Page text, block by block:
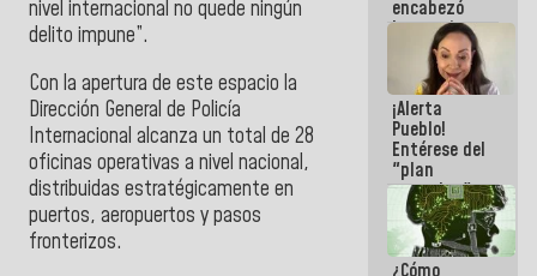
nivel internacional no quede ningún
delito impune”.
Con la apertura de este espacio la
Dirección General de Policía
Internacional alcanza un total de 28
oficinas operativas a nivel nacional,
distribuidas estratégicamente en
puertos, aeropuertos y pasos
fronterizos.
hay
programa
encabezó
lanzamiento
del Plan
Nacional de
Recreación
Vacacional
¡Alerta
Pueblo!
Entérese del
"plan
enjambre"
de La Sayo
para
sabotear el